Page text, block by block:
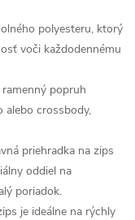
polyesteru, ktorý
voči každodennému
popruh
alebo crossbody,
priehradka na zips
oddiel na
poriadok.
je ideálne na rýchly